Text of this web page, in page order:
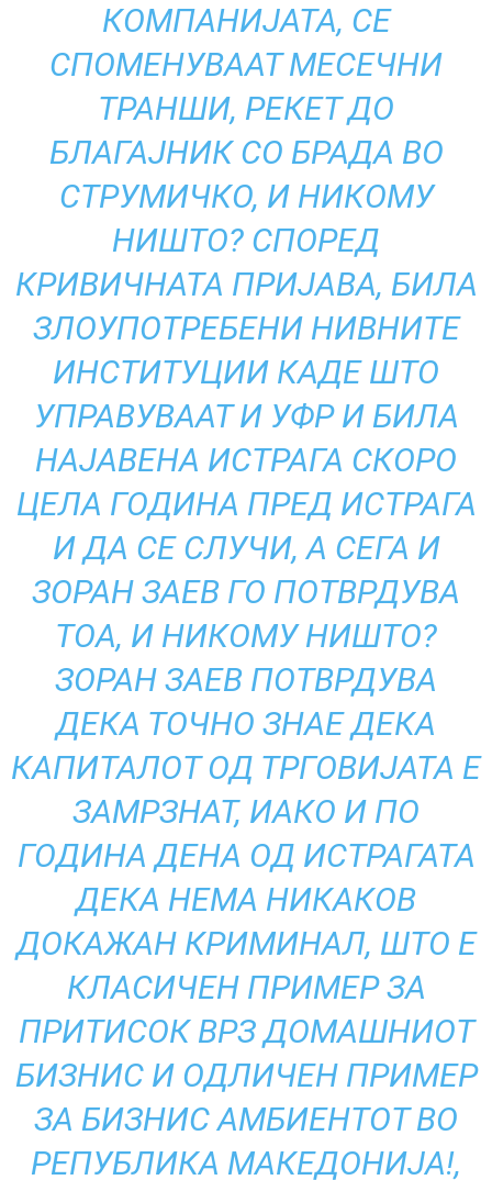
КОМПАНИЈАТА, СЕ
СПОМЕНУВААТ МЕСЕЧНИ
ТРАНШИ, РЕКЕТ ДО
БЛАГАЈНИК СО БРАДА ВО
СТРУМИЧКО, И НИКОМУ
НИШТО? СПОРЕД
КРИВИЧНАТА ПРИЈАВА, БИЛА
ЗЛОУПОТРЕБЕНИ НИВНИТЕ
ИНСТИТУЦИИ КАДЕ ШТО
УПРАВУВААТ И УФР И БИЛА
НАЈАВЕНА ИСТРАГА СКОРО
ЦЕЛА ГОДИНА ПРЕД ИСТРАГА
И ДА СЕ СЛУЧИ, А СЕГА И
ЗОРАН ЗАЕВ ГО ПОТВРДУВА
ТОА, И НИКОМУ НИШТО?
ЗОРАН ЗАЕВ ПОТВРДУВА
ДЕКА ТОЧНО ЗНАЕ ДЕКА
КАПИТАЛОТ ОД ТРГОВИЈАТА Е
ЗАМРЗНАТ, ИАКО И ПО
ГОДИНА ДЕНА ОД ИСТРАГАТА
ДЕКА НЕМА НИКАКОВ
ДОКАЖАН КРИМИНАЛ, ШТО Е
КЛАСИЧЕН ПРИМЕР ЗА
ПРИТИСОК ВРЗ ДОМАШНИОТ
БИЗНИС И ОДЛИЧЕН ПРИМЕР
ЗА БИЗНИС АМБИЕНТОТ ВО
РЕПУБЛИКА МАКЕДОНИЈА!,